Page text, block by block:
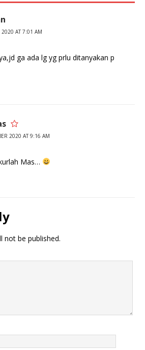
AT 7:01 AM
ga ada lg yg prlu ditanyakan p
2020 AT 9:16 AM
Mas…
not be published.